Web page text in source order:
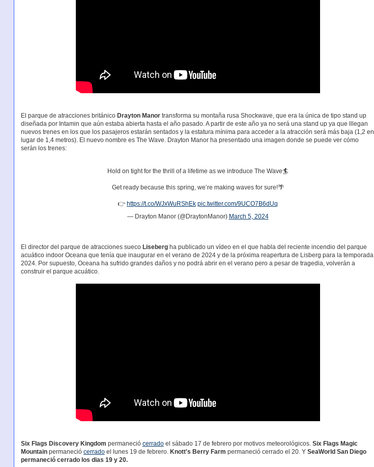
El parque de atracciones británico Drayton Manortransforma su montaña rusa Shockwave, que era la única de tipo stand up
diseñada por Intamin que aún estaba abierta hasta el año pasado. A partir de este año ya no será una stand up ya que lllegan
nuevos trenes en los que los pasajeros estarán sentados y la estatura mínima para acceder a la atracción será más baja (1,2 en
lugar de 1,4 metros). El nuevo nombre es The Wave. Drayton Manor ha presentado una imagen donde se puede ver cómo
serán los trenes:
Hold on tight for the thrill of a lifetime as we introduce The Wave🏄
Get ready because this spring, we’re making waves for sure!🌴
👉https://t.co/WJxWuRShEk pic.twitter.com/9UCO7B6dUq
— Drayton Manor (@DraytonManor) March 5, 2024
El director del parque de atracciones sueco Lisebergha publicado un vídeo en el que habla del reciente incendio del parque
acuático indoor Oceana que tenía que inaugurar en el verano de 2024 y de la próxima reapertura de Lisberg para la temporada
2024. Por supuesto, Oceana ha sufrido grandes daños y no podrá abrir en el verano pero a pesar de tragedia, volverán a
construir el parque acuático.
Six Flags Discovery Kingdom permaneció cerradoel sábado 17 de febrero por motivos meteorológicos. Six Flags Magic
Mountainpermaneció cerradoel lunes 19 de febrero. Knott's Berry Farm permaneció cerrado el 20. Y SeaWorld San Diego
permaneció cerrado los dias 19 y 20.